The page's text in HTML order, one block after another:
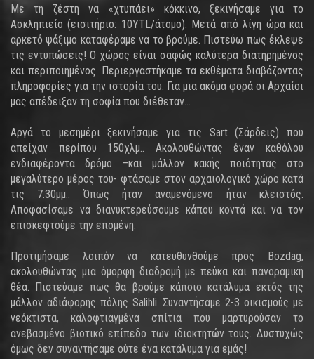
Με τη ζέστη να «χτυπάει» κόκκινο, ξεκινήσαμε για το
Ασκληπιείο (εισιτήριο: 10YTL/άτομο). Μετά από λίγη ώρα και
αρκετό ψάξιμο καταφέραμε να το βρούμε. Πιστεύω πως έκλεψε
τις εντυπώσεις! Ο χώρος είναι σαφώς καλύτερα διατηρημένος
και περιποιημένος. Περιεργαστήκαμε τα εκθέματα διαβάζοντας
πληροφορίες για την ιστορία του. Για μια ακόμα φορά οι Αρχαίοι
μας απέδειξαν τη σοφία που διέθεταν...
Αργά το μεσημέρι ξεκινήσαμε για τις Sart (Σάρδεις) που
απείχαν περίπου 150χλμ.. Ακολουθώντας έναν καθόλου
ενδιαφέροντα δρόμο –και μάλλον κακής ποιότητας στο
μεγαλύτερο μέρος του- φτάσαμε στον αρχαιολογικό χώρο κατά
τις 7.30μμ.. Όπως ήταν αναμενόμενο ήταν κλειστός.
Αποφασίσαμε να διανυκτερεύσουμε κάπου κοντά και να τον
επισκεφτούμε την επομένη.
Προτιμήσαμε λοιπόν να κατευθυνθούμε προς Bozdag,
ακολουθώντας μια όμορφη διαδρομή με πεύκα και πανοραμική
θέα. Πιστεύαμε πως θα βρούμε κάποιο κατάλυμα εκτός της
μάλλον αδιάφορης πόλης Salihli. Συναντήσαμε 2-3 οικισμούς με
νεόκτιστα, καλοφτιαγμένα σπίτια που μαρτυρούσαν το
ανεβασμένο βιοτικό επίπεδο των ιδιοκτητών τους. Δυστυχώς
όμως δεν συναντήσαμε ούτε ένα κατάλυμα για εμάς!